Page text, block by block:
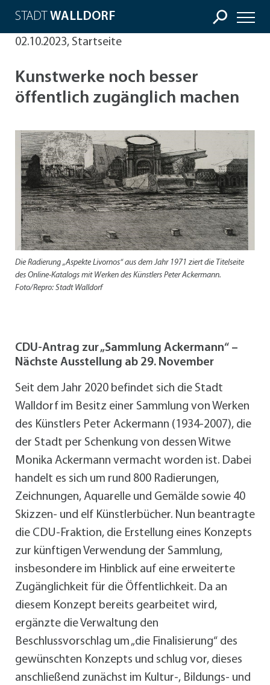
STADT WALLDORF
02.10.2023, Startseite
Kunstwerke noch besser
öffentlich zugänglich machen
Die Radierung „Aspekte Livornos“ aus dem Jahr 1971 ziert die Titelseite
des Online-Katalogs mit Werken des Künstlers Peter Ackermann.
Foto/Repro: Stadt Walldorf
CDU-Antrag zur „Sammlung Ackermann“ –
Nächste Ausstellung ab 29. November
Seit dem Jahr 2020 befindet sich die Stadt
Walldorf im Besitz einer Sammlung von Werken
des Künstlers Peter Ackermann (1934-2007), die
der Stadt per Schenkung von dessen Witwe
Monika Ackermann vermacht worden ist. Dabei
handelt es sich um rund 800 Radierungen,
Zeichnungen, Aquarelle und Gemälde sowie 40
Skizzen- und elf Künstlerbücher. Nun beantragte
die CDU-Fraktion, die Erstellung eines Konzepts
zur künftigen Verwendung der Sammlung,
insbesondere im Hinblick auf eine erweiterte
Zugänglichkeit für die Öffentlichkeit. Da an
diesem Konzept bereits gearbeitet wird,
ergänzte die Verwaltung den
Beschlussvorschlag um „die Finalisierung“ des
gewünschten Konzepts und schlug vor, dieses
anschließend zunächst im Kultur-, Bildungs- und